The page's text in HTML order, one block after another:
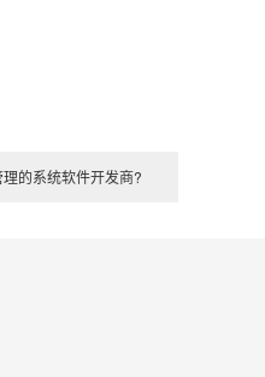
的系统软件开发商?